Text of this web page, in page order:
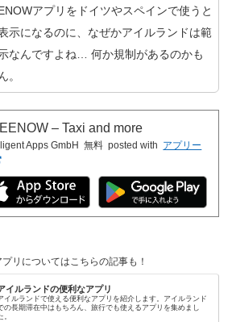
アプリをドイツやスペインで使うと
示になるのに、なぜかアイルランドは範
なんですよね… 何か規制があるのかも
。
– Taxi and more
Apps GmbH 無料 posted with アプリー
リについてはこちらの記事も！
イルランドの便利なアプリ
イルランドで使える便利なアプリを紹介します。アイルランド
の長期滞在中はもちろん、旅行でも使えるアプリを集めまし
。